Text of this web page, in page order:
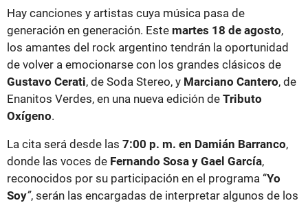
Hay canciones y artistas cuya música pasa de
generación en generación. Este martes 18 de agosto,
los amantes del rock argentino tendrán la oportunidad
de volver a emocionarse con los grandes clásicos de
Gustavo Cerati, de Soda Stereo, y Marciano Cantero, de
Enanitos Verdes, en una nueva edición de Tributo
Oxígeno.
La cita será desde las 7:00 p. m. en Damián Barranco,
donde las voces de Fernando Sosa y Gael García,
reconocidos por su participación en el programa “Yo
Soy”, serán las encargadas de interpretar algunos de los